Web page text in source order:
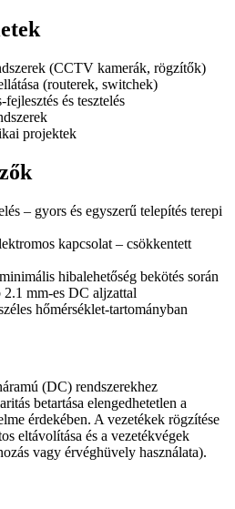
(CCTV kamerák, rögzítők)
(routerek, switchek)
és tesztelés
projektek
– gyors és egyszerű telepítés terepi
kapcsolat – csökkentett
hibalehetőség bekötés során
mm-es DC aljzattal
hőmérséklet-tartományban
(DC) rendszerekhez
betartása elengedhetetlen a
érdekében. A vezetékek rögzítése
eltávolítása és a vezetékvégek
vagy érvéghüvely használata).